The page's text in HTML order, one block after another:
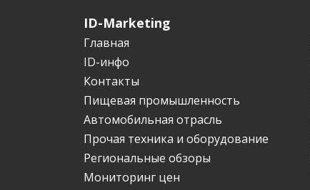
ID-Marketing
Главная
ID-инфо
Контакты
Пищевая промышленность
Автомобильная отрасль
Прочая техника и оборудование
Региональные обзоры
Мониторинг цен